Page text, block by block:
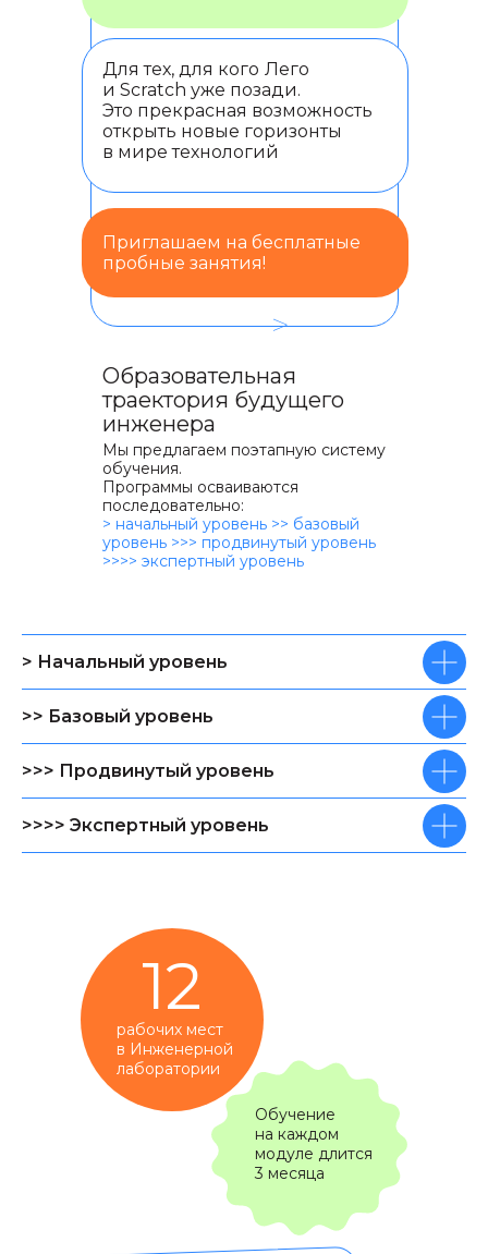
Образовательная
траектория будущего
инженера
Для тех, для кого Лего
и Scratch уже позади.
Это прекрасная возможность
открыть новые горизонты
в мире технологий
Приглашаем на бесплатные
пробные занятия!
>
Мы предлагаем поэтапную систему
обучения.
Программы осваиваются
последовательно:
> начальный уровень >> базовый
уровень >>> продвинутый уровень
>>>> экспертный уровень
> Начальный уровень
>> Базовый уровень
>>> Продвинутый уровень
>>>> Экспертный уровень
Обучение
на каждом
модуле длится
3 месяца
12
рабочих мест
в Инженерной
лаборатории